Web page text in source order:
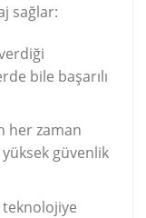
sağlar:
bile başarılı
her zaman
güvenlik
teknolojiye